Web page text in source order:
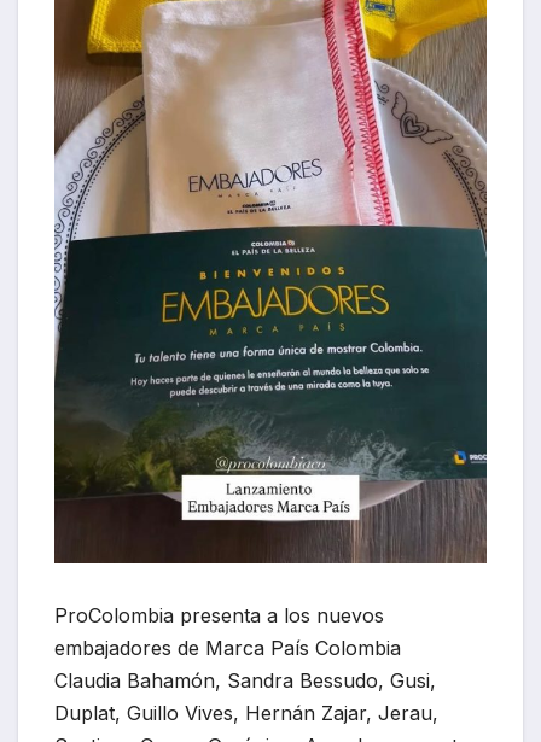
ProColombia presenta a los nuevos
embajadores de Marca País Colombia
Claudia Bahamón, Sandra Bessudo, Gusi,
Duplat, Guillo Vives, Hernán Zajar, Jerau,